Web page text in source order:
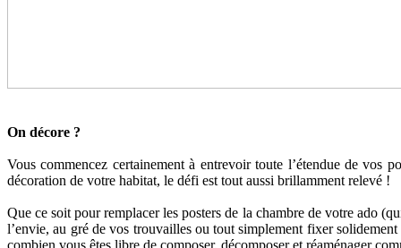
On décore ?
Vous commencez certainement à entrevoir toute l’étendue de vos
décoration de votre habitat, le défi est tout aussi brillamment relevé !
Que ce soit pour remplacer les posters de la chambre de votre ado
l’envie, au gré de vos trouvailles ou tout simplement fixer